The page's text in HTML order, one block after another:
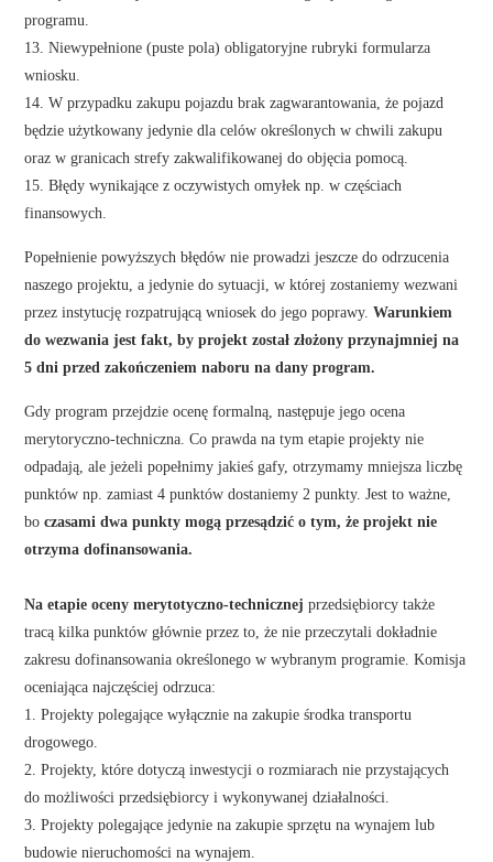
programu.
13. Niewypełnione (puste pola) obligatoryjne rubryki formularza
wniosku.
14. W przypadku zakupu pojazdu brak zagwarantowania, że pojazd
będzie użytkowany jedynie dla celów określonych w chwili zakupu
oraz w granicach strefy zakwalifikowanej do objęcia pomocą.
15. Błędy wynikające z oczywistych omyłek np. w częściach
finansowych.
Popełnienie powyższych błędów nie prowadzi jeszcze do odrzucenia
naszego projektu, a jedynie do sytuacji, w której zostaniemy wezwani
przez instytucję rozpatrującą wniosek do jego poprawy.Warunkiem
do wezwania jest fakt, by projekt został złożony przynajmniej na
5 dni przed zakończeniem naboru na dany program.
Gdy program przejdzie ocenę formalną, następuje jego ocena
merytoryczno-techniczna. Co prawda na tym etapie projekty nie
odpadają, ale jeżeli popełnimy jakieś gafy, otrzymamy mniejsza liczbę
punktów np. zamiast 4 punktów dostaniemy 2 punkty. Jest to ważne,
boczasami dwa punkty mogą przesądzić o tym, że projekt nie
otrzyma dofinansowania.
Na etapie oceny merytotyczno-technicznejprzedsiębiorcy także
tracą kilka punktów głównie przez to, że nie przeczytali dokładnie
zakresu dofinansowania określonego w wybranym programie. Komisja
oceniająca najczęściej odrzuca:
1. Projekty polegające wyłącznie na zakupie środka transportu
drogowego.
2. Projekty, które dotyczą inwestycji o rozmiarach nie przystających
do możliwości przedsiębiorcy i wykonywanej działalności.
3. Projekty polegające jedynie na zakupie sprzętu na wynajem lub
budowie nieruchomości na wynajem.